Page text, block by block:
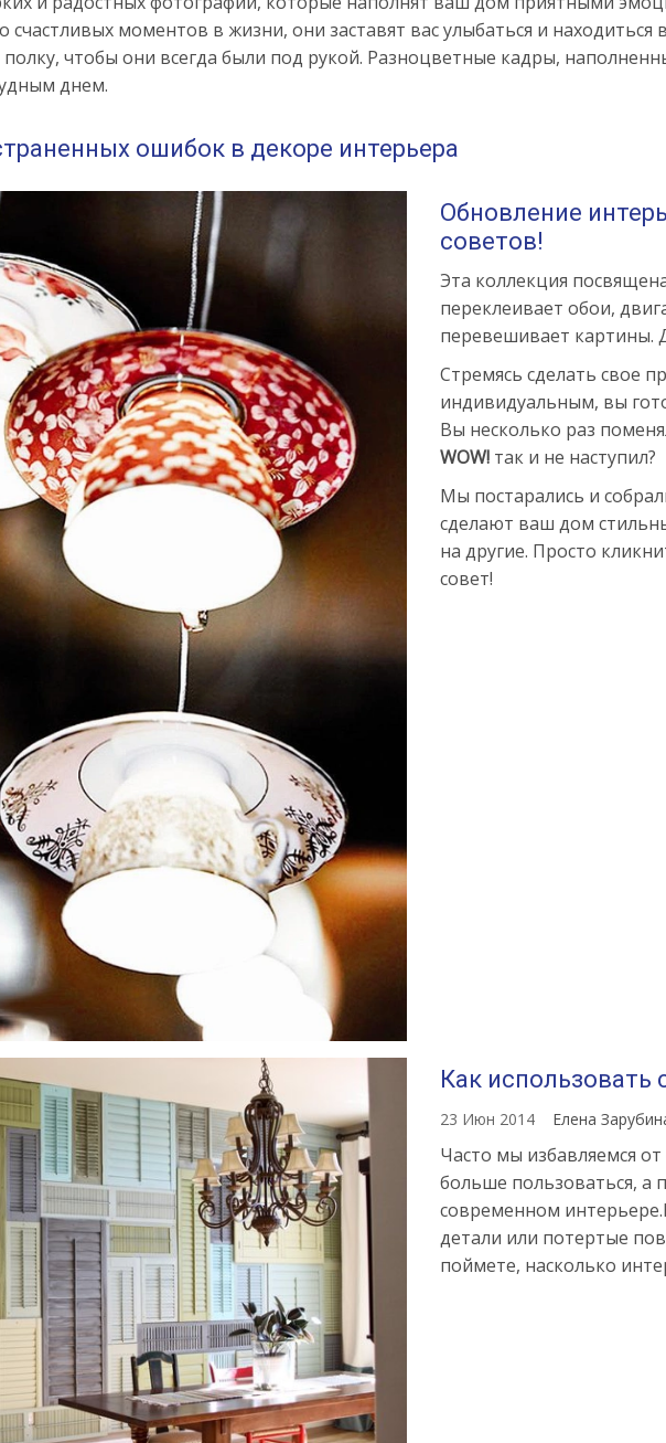
моментов в жизни, они заставят вас улыбаться и
полку, чтобы они всегда были под рукой. Разноцветные кадры,
днем.
ошибок в декоре интерьера
Обновление
советов!
Эта коллекция
переклеивает обои,
перевешивает картины.
Стремясь сделать свое
индивидуальным, вы
Вы несколько раз
WOW! так и не наступил?
Мы постарались и
сделают ваш дом
на другие. Просто
совет!
Как использовать
23 Июн 2014 Елена
Часто мы избавляемся
больше пользоваться, а
современном
детали или потертые
поймете, насколько